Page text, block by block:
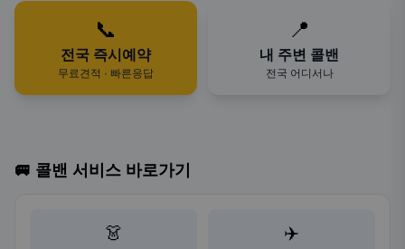
📞
전국 즉시예약
무료견적 · 빠른응답
📍
내 주변 콜밴
전국 어디서나
🚐 콜밴 서비스 바로가기
👗 ✈️